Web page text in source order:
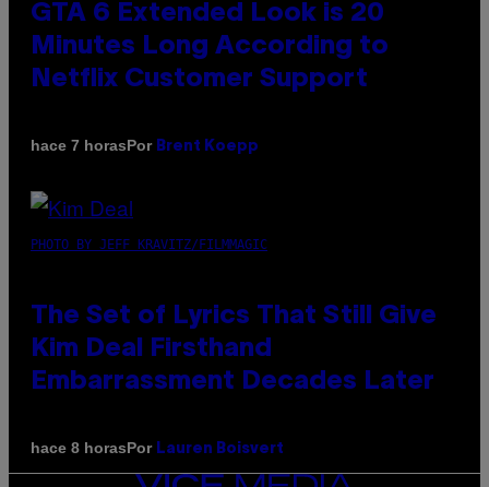
GTA 6 Extended Look is 20
Minutes Long According to
Netflix Customer Support
hace 7 horasPor Brent Koepp
PHOTO BY JEFF KRAVITZ/FILMMAGIC
The Set of Lyrics That Still Give
Kim Deal Firsthand
Embarrassment Decades Later
hace 8 horasPor Lauren Boisvert
VICE